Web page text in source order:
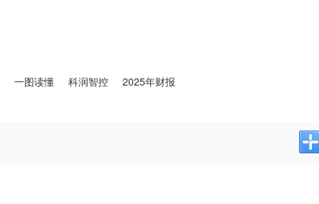
一图读懂 科润智控 2025年财报